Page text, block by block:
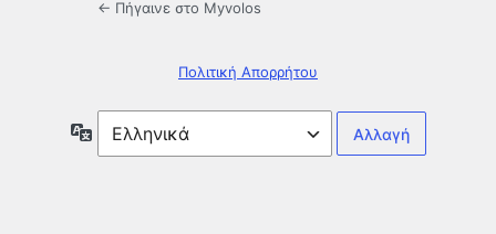
← Πήγαινε στο Myvolos
Πολιτική Απορρήτου
Γλώσσα